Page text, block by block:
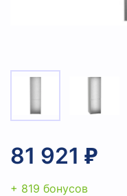
81 921 ₽
+ 819 бонусов